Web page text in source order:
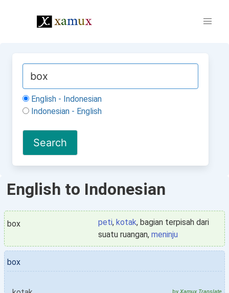
English - Indonesian
Indonesian - English
English to Indonesian
box peti, kotak, bagian terpisah dari
suatu ruangan, meninju
box